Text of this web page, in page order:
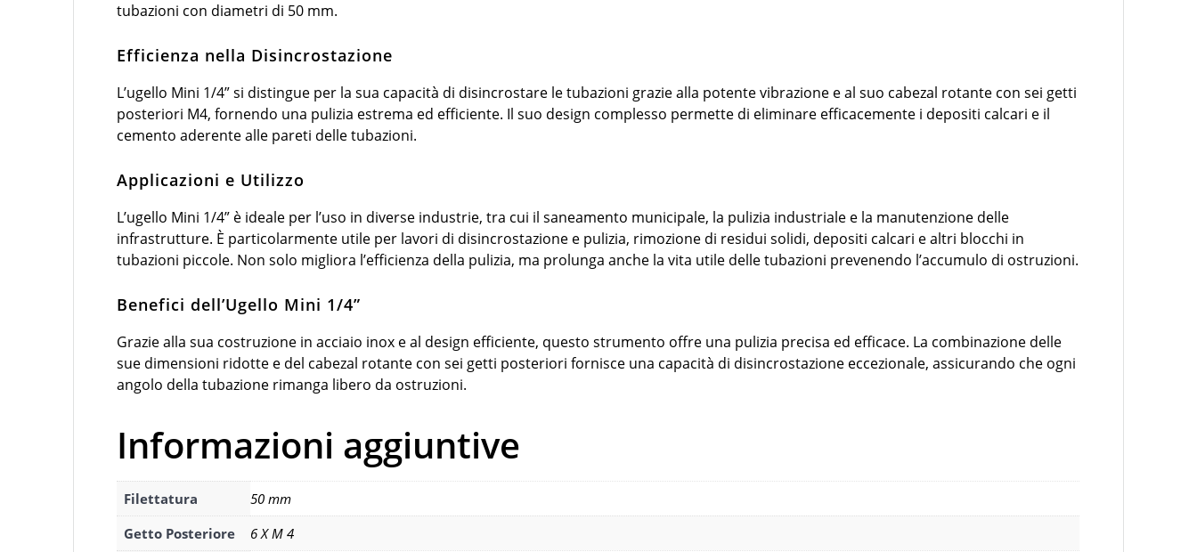
tubazioni con diametri di 50 mm.
Efficienza nella Disincrostazione
L’ugello Mini 1/4” si distingue per la sua capacità di disincrostare le tubazioni grazie alla potente vibrazione e al suo cabezal rotante con sei getti
posteriori M4, fornendo una pulizia estrema ed efficiente. Il suo design complesso permette di eliminare efficacemente i depositi calcari e il
cemento aderente alle pareti delle tubazioni.
Applicazioni e Utilizzo
L’ugello Mini 1/4” è ideale per l’uso in diverse industrie, tra cui il saneamento municipale, la pulizia industriale e la manutenzione delle
infrastrutture. È particolarmente utile per lavori di disincrostazione e pulizia, rimozione di residui solidi, depositi calcari e altri blocchi in
tubazioni piccole. Non solo migliora l’efficienza della pulizia, ma prolunga anche la vita utile delle tubazioni prevenendo l’accumulo di ostruzioni.
Benefici dell’Ugello Mini 1/4”
Grazie alla sua costruzione in acciaio inox e al design efficiente, questo strumento offre una pulizia precisa ed efficace. La combinazione delle
sue dimensioni ridotte e del cabezal rotante con sei getti posteriori fornisce una capacità di disincrostazione eccezionale, assicurando che ogni
angolo della tubazione rimanga libero da ostruzioni.
Informazioni aggiuntive
Filettatura
50 mm
Getto Posteriore
6 X M 4